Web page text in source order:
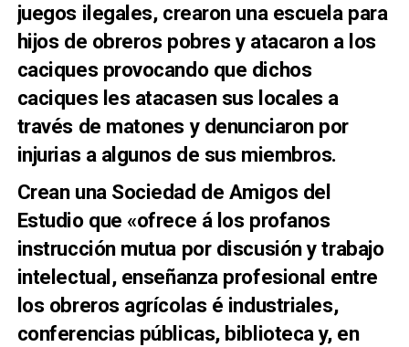
juegos ilegales, crearon una escuela para
hijos de obreros pobres y atacaron a los
caciques provocando que dichos
caciques les atacasen sus locales a
través de matones y denunciaron por
injurias a algunos de sus miembros.
Crean una Sociedad de Amigos del
Estudio que «ofrece á los profanos
instrucción mutua por discusión y trabajo
intelectual, enseñanza profesional entre
los obreros agrícolas é industriales,
conferencias públicas, biblioteca y, en